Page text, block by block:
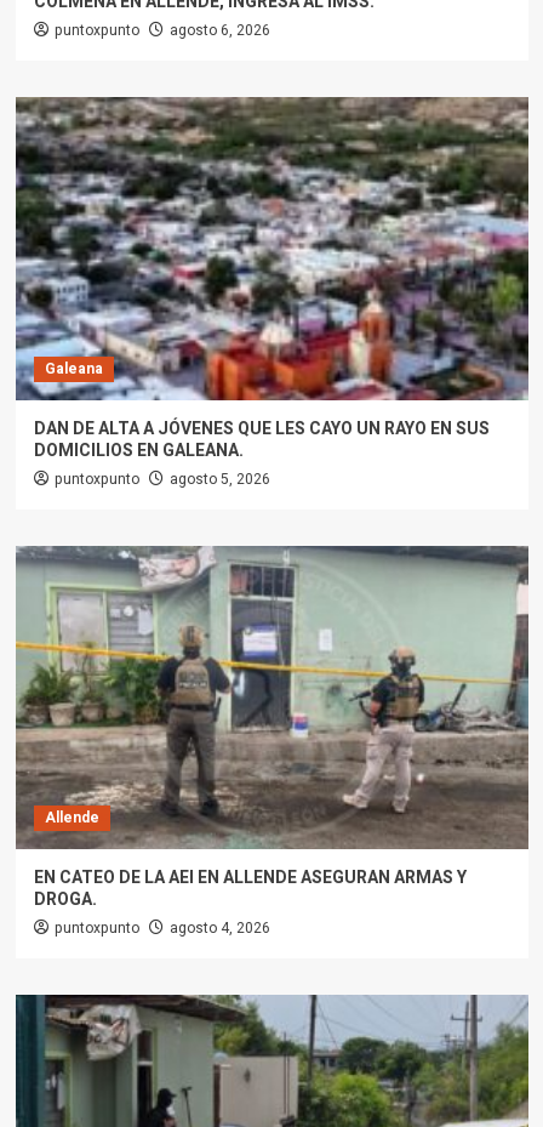
puntoxpunto agosto 6, 2026
Galeana
DAN DE ALTA A JÓVENES QUE LES CAYO UN RAYO EN SUS
DOMICILIOS EN GALEANA.
puntoxpunto agosto 5, 2026
Allende
EN CATEO DE LA AEI EN ALLENDE ASEGURAN ARMAS Y
DROGA.
puntoxpunto agosto 4, 2026